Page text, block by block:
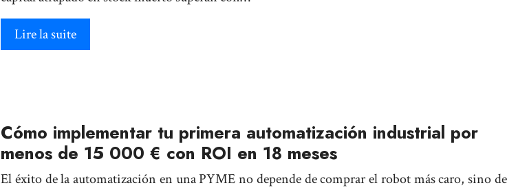
Lire la suite
Cómo implementar tu primera automatización industrial por
menos de 15 000 € con ROI en 18 meses
El éxito de la automatización en una PYME no depende de comprar el robot más caro, sino de